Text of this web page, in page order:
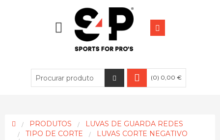
(0) 0,00 €
PRODUTOS
LUVAS DE GUARDA REDES
TIPO DE CORTE
LUVAS CORTE NEGATIVO